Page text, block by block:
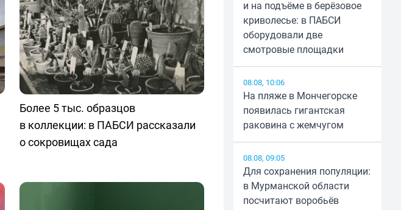
Более 5 тыс. образцов
в коллекции: в ПАБСИ рассказали
о сокровищах сада
и на подъёме в берёзовое
криволесье: в ПАБСИ
оборудовали две
смотровые площадки
08.08, 10:06
На пляже в Мончегорске
появилась гигантская
раковина с жемчугом
08.08, 09:05
Для сохранения популяции:
в Мурманской области
посчитают воробьёв